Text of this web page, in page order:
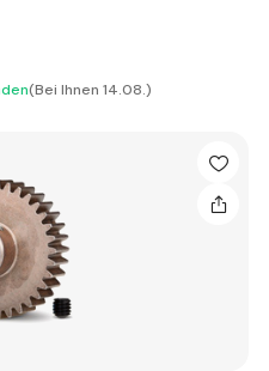
(Bei Ihnen 14.08.)